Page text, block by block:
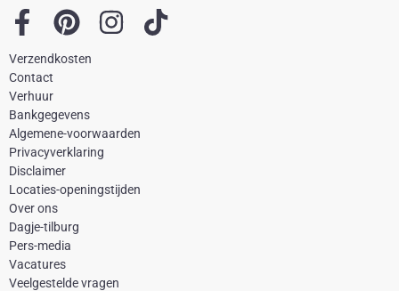
F
a
c
e
b
o
o
k
-
f
P
i
n
e
r
e
s
t
I
a
r
a
T
Verzendkosten
Contact
Verhuur
Bankgegevens
Algemene-voorwaarden
Privacyverklaring
Disclaimer
Locaties-openingstijden
Over ons
Dagje-tilburg
Pers-media
Vacatures
Veelgestelde vragen